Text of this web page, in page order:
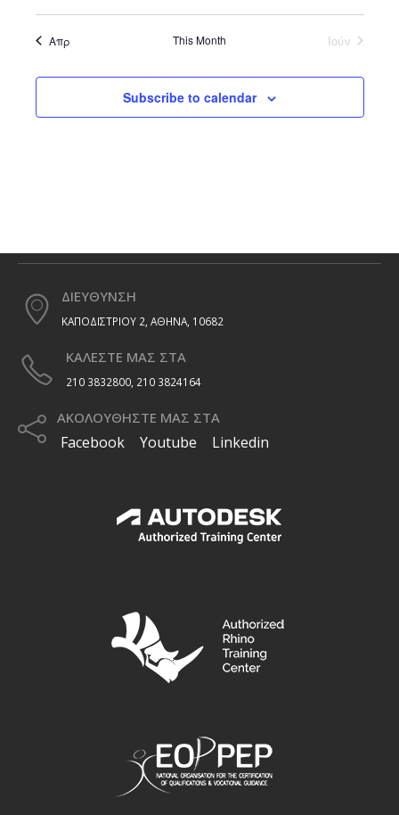
Απρ This Month Ιούν
Subscribe to calendar
ΔΙΕΥΘΥΝΣΗ
ΚΑΠΟΔΙΣΤΡΙΟΥ 2, ΑΘΗΝΑ, 10682
ΚΑΛΕΣΤΕ ΜΑΣ ΣΤΑ
210 3832800, 210 3824164
ΑΚΟΛΟΥΘΗΣΤΕ ΜΑΣ ΣΤΑ
Facebook Youtube Linkedin